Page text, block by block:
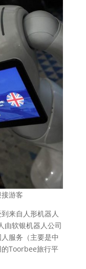
游客
来自人形机器人
由软银机器人公司
服务（主要是中
Toorbee旅行平